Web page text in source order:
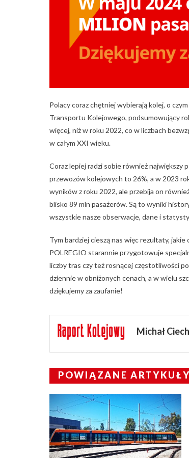
Polacy coraz chętniej wybierają kolej, o
Transportu Kolejowego, podsumowujący
więcej, niż w roku 2022, co w liczbach
w całym XXI wieku.
Coraz lepiej radzi sobie również największy
przewozów kolejowych to 26%, a w 2023
wyników z roku 2022, ale przebija on
blisko 89 mln pasażerów. Są to wyniki
wszystkie nasze obserwacje, dane i
Tym bardziej cieszą nas więc rezultaty,
POLREGIO starannie przygotowuje
liczby tras czy też rosnącej częstotliwości
dziennie w obniżonych cenach, a w wielu
dziękujemy za zaufanie!
Michał
POWIĄZANE ARTYKUŁY